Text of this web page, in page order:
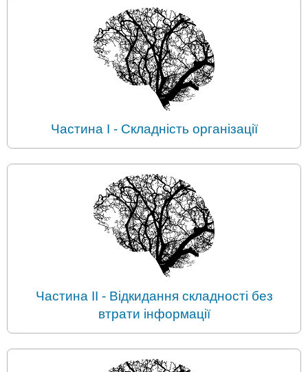
Частина I - Складність організації
Частина II - Відкидання складності без
втрати інформації